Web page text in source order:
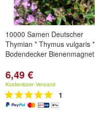
10000 Samen Deutscher
Thymian * Thymus vulgaris *
Bodendecker Bienenmagnet
6,49 €
Kostenloser Versand
1